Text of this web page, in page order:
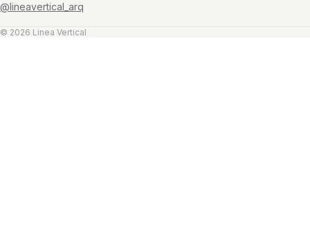
@lineavertical_arq
© 2026 Linea Vertical